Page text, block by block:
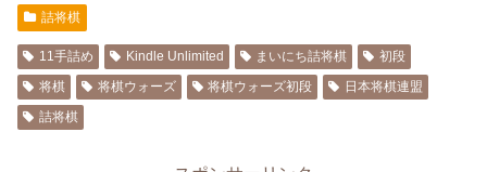
詰将棋
11手詰め Kindle Unlimited まいにち詰将棋
初段
将棋
将棋ウォーズ 将棋ウォーズ初段
日本将棋連盟
詰将棋